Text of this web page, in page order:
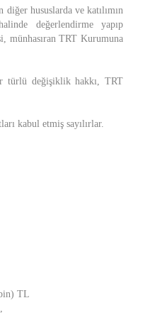
hususlarda ve katılımın
değerlendirme yapıp
münhasıran TRT Kurumuna
türlü değişiklik hakkı, TRT
kabul etmiş sayılırlar.
TL